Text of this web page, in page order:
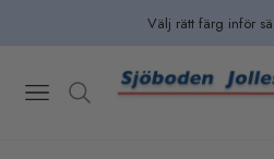
Välj rätt färg inför
Navigation